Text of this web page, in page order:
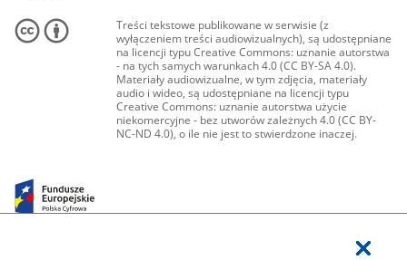
Treści tekstowe publikowane w serwisie (z
wyłączeniem treści audiowizualnych), są udostępniane
na licencji typu Creative Commons: uznanie autorstwa
- na tych samych warunkach 4.0 (CC BY-SA 4.0).
Materiały audiowizualne, w tym zdjęcia, materiały
audio i wideo, są udostępniane na licencji typu
Creative Commons: uznanie autorstwa użycie
niekomercyjne - bez utworów zależnych 4.0 (CC BY-
NC-ND 4.0), o ile nie jest to stwierdzone inaczej.